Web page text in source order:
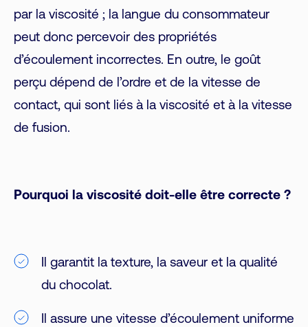
par la viscosité ; la langue du consommateur
peut donc percevoir des propriétés
d’écoulement incorrectes. En outre, le goût
perçu dépend de l’ordre et de la vitesse de
contact, qui sont liés à la viscosité et à la vitesse
de fusion.
Pourquoi la viscosité doit-elle être correcte ?
Il garantit la texture, la saveur et la qualité
du chocolat.
Il assure une vitesse d’écoulement uniforme